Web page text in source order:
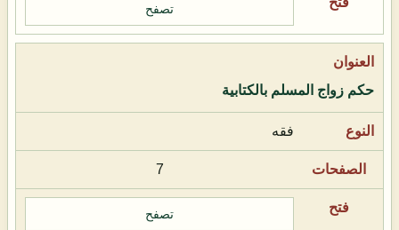
تصفح
حكم زواج المسلم بالكتابية
فقه
7
تصفح